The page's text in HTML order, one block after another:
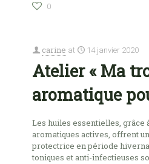
0
carine at 14 janvier 2020
Atelier « Ma
aromatique
Les huiles essentielles, grâce
aromatiques actives, offrent
protectrice en période
toniques et anti-infectieuses